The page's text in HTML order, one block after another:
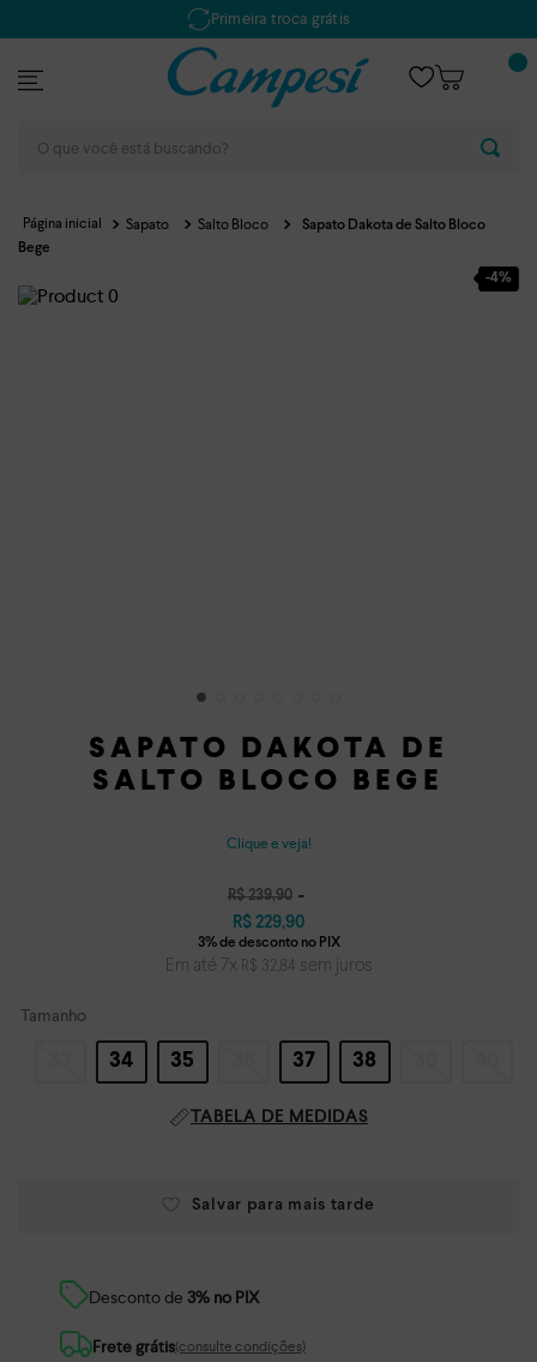
Primeira troca grátis
Sapato Salto Bloco
Sapato Dakota de Salto Bloco
Bege
-4%
SAPATO DAKOTA DE
SALTO BLOCO BEGE
Clique e veja!
R$ 239,90
R$ 229,90
Em até 7x R$ 32,84 sem juros
Tamanho
34 35 37 38
TABELA DE MEDIDAS
Desconto de 3% no PIX
Frete grátis(consulte condições)